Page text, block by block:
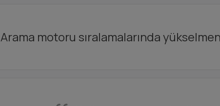
Arama motoru sıralamalarında